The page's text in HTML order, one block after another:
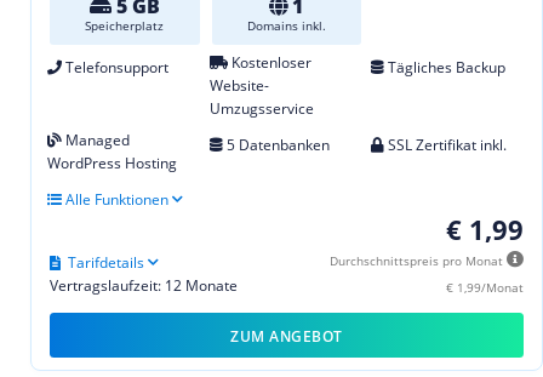
5 GB
Speicherplatz
1
Domains inkl.
Telefonsupport
Kostenloser
Website-
Umzugsservice
Tägliches Backup
Managed
WordPress Hosting
5 Datenbanken SSL Zertifikat inkl.
Alle Funktionen
€ 1,99
Durchschnittspreis pro Monat
€ 1,99/Monat
Vertragslaufzeit: 12 Monate
Tarifdetails
ZUM ANGEBOT